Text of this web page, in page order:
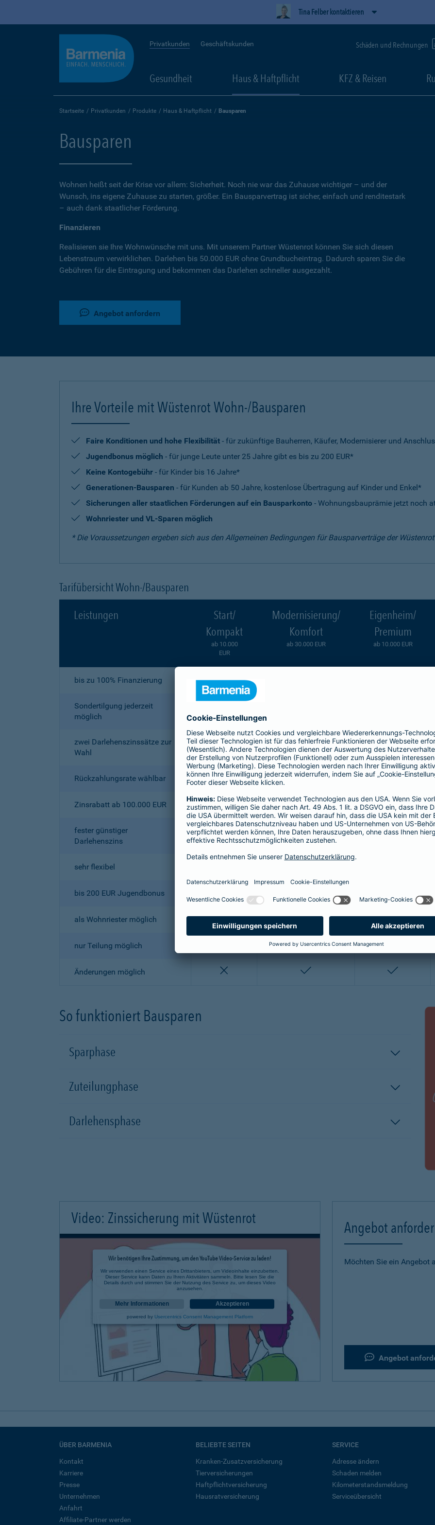
Tina Felber kontaktieren
Privatkunden Geschäftskunden Schäden und Rechnungen
Gesundheit Haus & Haftpflicht KFZ & Reisen
Startseite Privatkunden Produkte Haus & Haftpflicht Bausparen
Bausparen
Wohnen heißt seit der Krise vor allem: Sicherheit. Noch nie war das Zuhause wichtiger – und der
Wunsch, ins eigene Zuhause zu starten, größer. Ein Bausparvertrag ist sicher, einfach und renditestark
– auch dank staatlicher Förderung.
Finanzieren
Realisieren sie Ihre Wohnwünsche mit uns. Mit unserem Partner Wüstenrot können Sie sich diesen
Lebenstraum verwirklichen. Darlehen bis 50.000 EUR ohne Grundbucheintrag. Dadurch sparen Sie die
Gebühren für die Eintragung und bekommen das Darlehen schneller ausgezahlt.
Angebot anfordern
Ihre Vorteile mit Wüstenrot Wohn-/Bausparen
Faire Konditionen und hohe Flexibilität - für zukünftige Bauherren, Käufer, Modernisierer und
Jugendbonus möglich - für junge Leute unter 25 Jahre gibt es bis zu 200 EUR*
Keine Kontogebühr - für Kinder bis 16 Jahre*
Generationen-Bausparen - für Kunden ab 50 Jahre, kostenlose Übertragung auf Kinder und Enkel*
Sicherungen aller staatlichen Förderungen auf ein Bausparkonto - Wohnungsbauprämie jetzt noch
Wohnriester und VL-Sparen möglich
* Die Voraussetzungen ergeben sich aus den Allgemeinen Bedingungen für Bausparverträge der
Tarifübersicht Wohn-/Bausparen
Leistungen
Start/
Kompakt
ab 10.000
EUR
Modernisierung/
Komfort
ab 30.000 EUR
Eigenheim/
Premium
ab 10.000 EUR
bis zu 100% Finanzierung enthalten
Sondertilgung jederzeit
möglich
zwei Darlehenszinssätze zur
Wahl
nicht enthalten enthalten enthalten
Rückzahlungsrate wählbar nicht enthalten nicht enthalten enthalten
Zinsrabatt ab 100.000 EUR nicht enthalten nicht enthalten enthalten
fester günstiger
Darlehenszins
enthalten enthalten enthalten
sehr flexibel
bis 200 EUR Jugendbonus
als Wohnriester möglich nicht enthalten nicht enthalten enthalten
nur Teilung möglich nicht enthalten
Änderungen möglich enthalten enthalten
So funktioniert Bausparen
Sparphase
Zuteilungphase
Darlehensphase
Video: Zinssicherung mit Wüstenrot
Wir benötigen Ihre Zustimmung, um den YouTube Video-Service zu laden!
Wir verwenden einen Service eines Drittanbieters, um Videoinhalte einzubetten.
Dieser Service kann Daten zu Ihren Aktivitäten sammeln. Bitte lesen Sie die
Details durch und stimmen Sie der Nutzung des Service zu, um dieses Video
anzusehen.
Mehr Informationen Akzeptieren
powered by Usercentrics Consent Management Platform
Angebot
Möchten Sie ein Angebot
Angebot
ÜBER BARMENIA
Kontakt
Karriere
Presse
Unternehmen
Anfahrt
Affiliate-Partner werden
BELIEBTE SEITEN
Kranken-Zusatzversicherung
Tierversicherungen
Haftpflichtversicherung
Hausratversicherung
SERVICE
Adresse ändern
Schaden melden
Kilometerstandsmeldung
Serviceübersicht